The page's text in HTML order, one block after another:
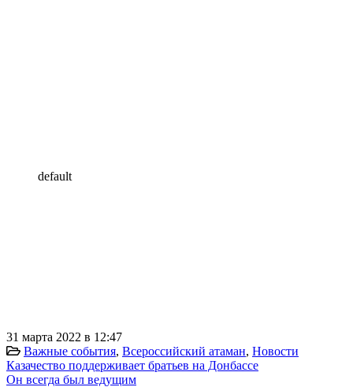
default
31 марта 2022 в 12:47
Важные события, Всероссийский атаман, Новости
Казачество поддерживает братьев на Донбассе
Он всегда был ведущим